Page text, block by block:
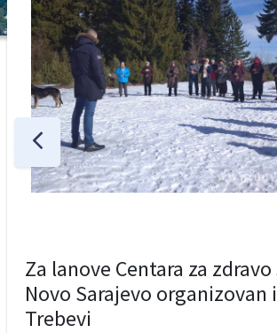
Za lanove Centara za
Novo Sarajevo organizovan
Trebevi